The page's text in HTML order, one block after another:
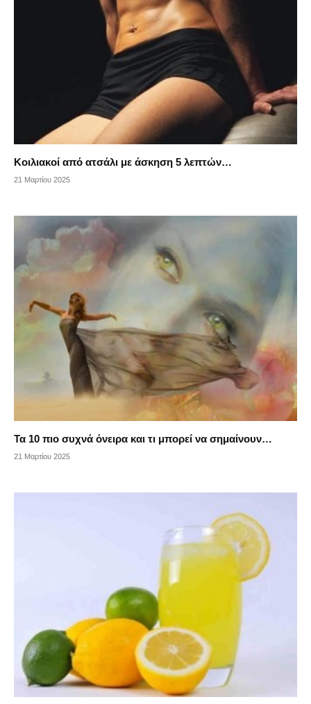
Κοιλιακοί από ατσάλι με άσκηση 5 λεπτών…
21 Μαρτίου 2025
Τα 10 πιο συχνά όνειρα και τι μπορεί να σημαίνουν…
21 Μαρτίου 2025